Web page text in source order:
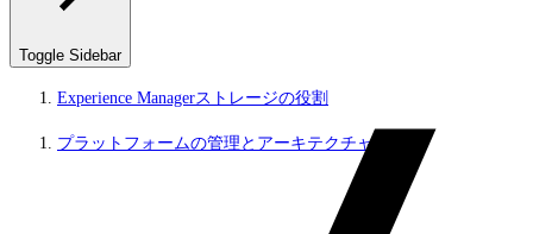
Toggle Sidebar
Experience Managerストレージの役割
プラットフォームの管理とアーキテクチャ